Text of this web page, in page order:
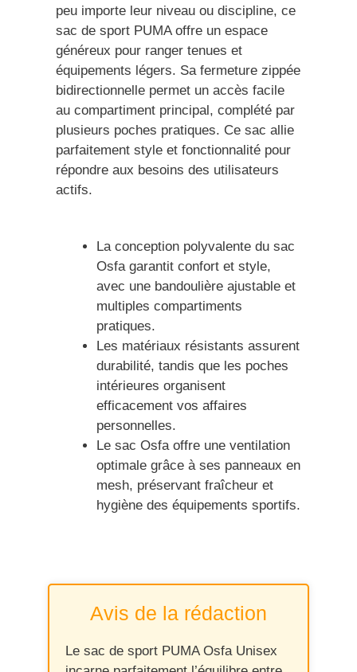
peu importe leur niveau ou discipline, ce
sac de sport PUMA offre un espace
généreux pour ranger tenues et
équipements légers. Sa fermeture zippée
bidirectionnelle permet un accès facile
au compartiment principal, complété par
plusieurs poches pratiques. Ce sac allie
parfaitement style et fonctionnalité pour
répondre aux besoins des utilisateurs
actifs.
La conception polyvalente du sac
Osfa garantit confort et style,
avec une bandoulière ajustable et
multiples compartiments
pratiques.
Les matériaux résistants assurent
durabilité, tandis que les poches
intérieures organisent
efficacement vos affaires
personnelles.
Le sac Osfa offre une ventilation
optimale grâce à ses panneaux en
mesh, préservant fraîcheur et
hygiène des équipements sportifs.
Avis de la rédaction
Le sac de sport PUMA Osfa Unisex